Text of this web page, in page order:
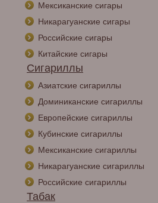
Мексиканские сигары
Никарагуанские сигары
Российские сигары
Китайские сигары
Сигариллы
Азиатские сигариллы
Доминиканские сигариллы
Европейские сигариллы
Кубинские сигариллы
Мексиканские сигариллы
Никарагуанские сигариллы
Российские сигариллы
Табак